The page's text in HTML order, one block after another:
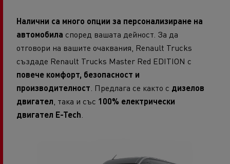
Налични са много опции за персонализиране на
автомобила според вашата дейност. За да
отговори на вашите очаквания, Renault Trucks
създаде Renault Trucks Master Red EDITION с
повече комфорт, безопасност и
производителност . Предлага се както с дизелов
двигател , така и със 100% електрически
двигател E-Tech